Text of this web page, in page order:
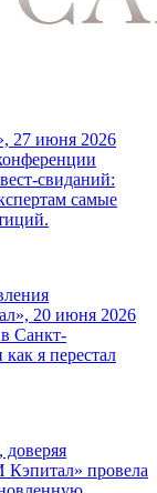
27 июня 2026
свиданий:
самые
20 июня 2026
Санкт-
я перестал
доверяя
провела